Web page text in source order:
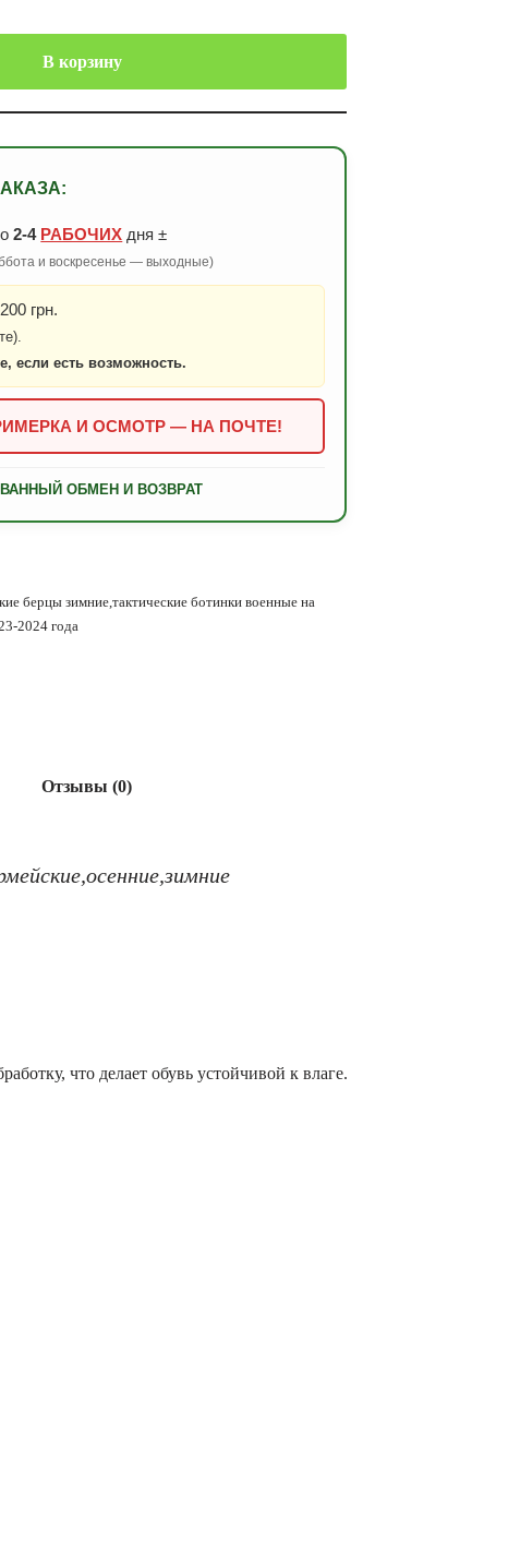
В корзину
2-4 РАБОЧИХ дня ±
и воскресенье — выходные)
грн.
если есть возможность.
И ОСМОТР — НА ПОЧТЕ!
ОБМЕН И ВОЗВРАТ
берцы зимние,тактические ботинки военные на
2024 года
Отзывы (0)
что делает обувь устойчивой к влаге.